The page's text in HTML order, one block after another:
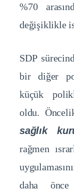
%70
değişiklikle
SDP
bir diğer
küçük
oldu.
sağlık
rağmen
daha